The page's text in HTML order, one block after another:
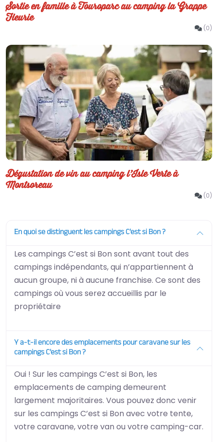
Sortie en famille à Touroparc au camping la Grappe
Fleurie
(0)
Dégustation de vin au camping l’Isle Verte à
Montsoreau
(0)
En quoi se distinguent les campings C’est si Bon ?
Les campings C’est si Bon sont avant tout des
campings indépendants, qui n’appartiennent à
aucun groupe, ni à aucune franchise. Ce sont des
campings où vous serez accueillis par le
propriétaire
Y a-t-il encore des emplacements pour caravane sur les
campings C’est si Bon ?
Oui ! Sur les campings C’est si Bon, les
emplacements de camping demeurent
largement majoritaires. Vous pouvez donc venir
sur les campings C’est si Bon avec votre tente,
votre caravane, votre van ou votre camping-car.